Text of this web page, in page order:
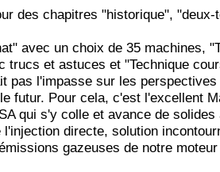
des chapitres "historique", "deux-
avec un choix de 35 machines,
trucs et astuces et "Technique
pas l'impasse sur les perspectives
futur. Pour cela, c'est l'excellent
qui s'y colle et avance de solides
l'injection directe, solution
gazeuses de notre